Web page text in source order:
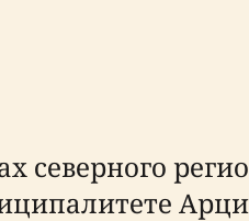
северного